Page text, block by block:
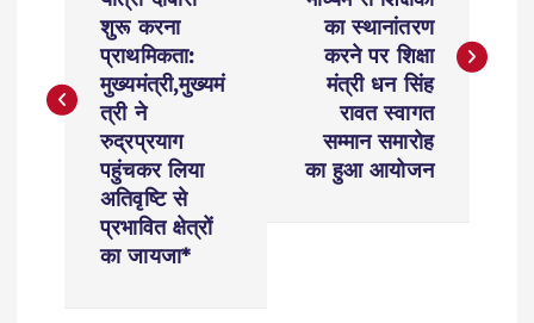
t
शुरू करना
प्राथमिकता:
मुख्यमंत्री,मुख्यमं
त्री ने
रुद्रप्रयाग
पहुंचकर लिया
अतिवृष्टि से
प्रभावित क्षेत्रों
का जायजा*
का स्थानांतरण
करने पर शिक्षा
मंत्री धन सिंह
रावत स्वागत
सम्मान समारोह
का हुआ आयोजन